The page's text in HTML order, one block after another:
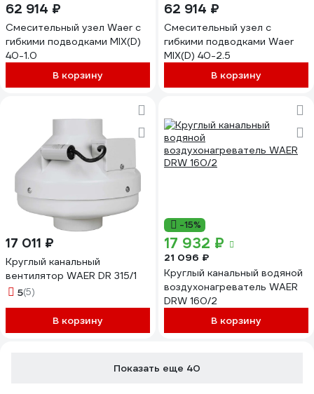
62 914 ₽
Смесительный узел Waer с
гибкими подводками MIX(D)
40-1.0
В корзину
62 914 ₽
Смесительный узел с
гибкими подводками Waer
MIX(D) 40-2.5
В корзину
17 011 ₽
Круглый канальный
вентилятор WAER DR 315/1
5(5)
В корзину
-15%
17 932 ₽
21 096 ₽
Круглый канальный водяной
воздухонагреватель WAER
DRW 160/2
В корзину
Показать еще 40